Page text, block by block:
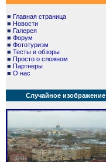
■ Главная страница
■ Новости
■ Галерея
■ Форум
■ Фототуризм
■ Тесты и обзоры
■ Просто о сложном
■ Партнеры
■ О нас
Случайное изображение